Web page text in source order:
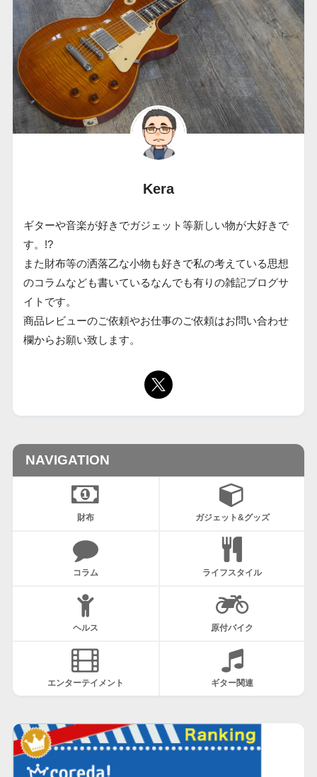
Kera
ギターや音楽が好きでガジェット等新しい物が大好きで
す。!?
また財布等の洒落乙な小物も好きで私の考えている思想
のコラムなども書いているなんでも有りの雑記ブログサ
イトです。
商品レビューのご依頼やお仕事のご依頼はお問い合わせ
欄からお願い致します。
NAVIGATION
財布 ガジェット&グッズ
コラム ライフスタイル
ヘルス 原付バイク
エンターテイメント ギター関連